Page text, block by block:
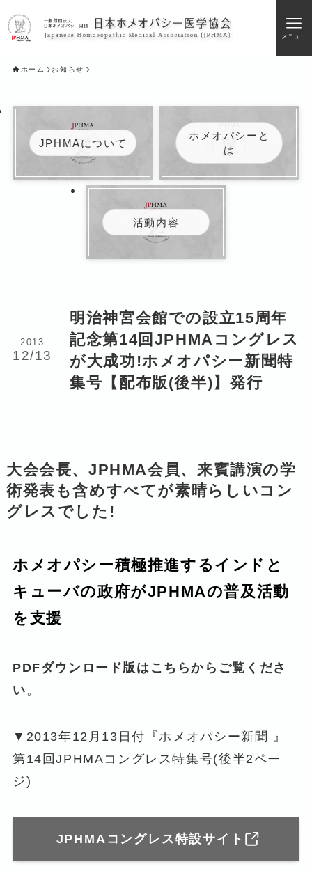
メニュー
ホーム お知らせ
JPHMAについて
ホメオパシーと
は
活動内容
明治神宮会館での設立15周年
記念第14回JPHMAコングレス
が大成功!ホメオパシー新聞特
集号【配布版(後半)】発行
2013
12/13
大会会長、JPHMA会員、来賓講演の学
術発表も含めすべてが素晴らしいコン
グレスでした!
ホメオパシー積極推進するインドと
キューバの政府がJPHMAの普及活動
を支援
PDFダウンロード版はこちらからご覧くださ
い 。
▼2013年12月13日付『ホメオパシー新聞 』
第14回JPHMAコングレス特集号(後半2ペー
ジ)
JPHMAコングレス特設サイト